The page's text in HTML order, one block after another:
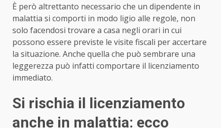
È però altrettanto necessario che un dipendente in
malattia si comporti in modo ligio alle regole, non
solo facendosi trovare a casa negli orari in cui
possono essere previste le visite fiscali per accertare
la situazione. Anche quella che può sembrare una
leggerezza può infatti comportare il licenziamento
immediato.
Si rischia il licenziamento
anche in malattia: ecco